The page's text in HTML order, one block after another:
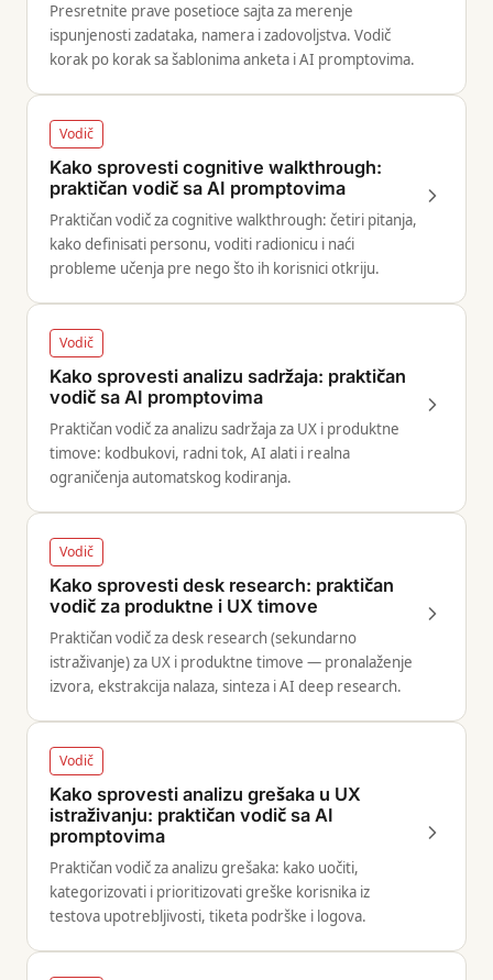
Presretnite prave posetioce sajta za merenje
ispunjenosti zadataka, namera i zadovoljstva. Vodič
korak po korak sa šablonima anketa i AI promptovima.
Vodič
Kako sprovesti cognitive walkthrough:
praktičan vodič sa AI promptovima
Praktičan vodič za cognitive walkthrough: četiri pitanja,
kako definisati personu, voditi radionicu i naći
probleme učenja pre nego što ih korisnici otkriju.
Vodič
Kako sprovesti analizu sadržaja: praktičan
vodič sa AI promptovima
Praktičan vodič za analizu sadržaja za UX i produktne
timove: kodbukovi, radni tok, AI alati i realna
ograničenja automatskog kodiranja.
Vodič
Kako sprovesti desk research: praktičan
vodič za produktne i UX timove
Praktičan vodič za desk research (sekundarno
istraživanje) za UX i produktne timove — pronalaženje
izvora, ekstrakcija nalaza, sinteza i AI deep research.
Vodič
Kako sprovesti analizu grešaka u UX
istraživanju: praktičan vodič sa AI
promptovima
Praktičan vodič za analizu grešaka: kako uočiti,
kategorizovati i prioritizovati greške korisnika iz
testova upotrebljivosti, tiketa podrške i logova.